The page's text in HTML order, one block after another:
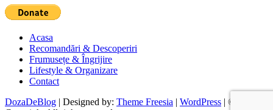
Acasa
Recomandări & Descoperiri
Frumusețe & Îngrijire
Lifestyle & Organizare
Contact
DozaDeBlog | Designed by: Theme Freesia | WordPress | ©